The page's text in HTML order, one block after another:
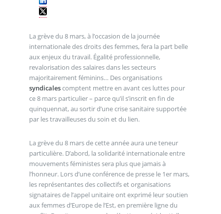
La grève du 8 mars, à l’occasion de la journée
internationale des droits des femmes, fera la part belle
aux enjeux du travail. Égalité professionnelle,
revalorisation des salaires dans les secteurs
majoritairement féminins… Des organisations
syndicalescomptent mettre en avant ces luttes pour
ce 8 mars particulier – parce qu’il s’inscrit en fin de
quinquennat, au sortir d’une crise sanitaire supportée
par les travailleuses du soin et du lien.
La grève du 8 mars de cette année aura une teneur
particulière. D’abord, la solidarité internationale entre
mouvements féministes sera plus que jamais à
l’honneur. Lors d’une conférence de presse le 1er mars,
les représentantes des collectifs et organisations
signataires de l’appel unitaire ont exprimé leur soutien
aux femmes d’Europe de l’Est, en première ligne du